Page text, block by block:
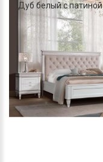
Дуб белый с патиной